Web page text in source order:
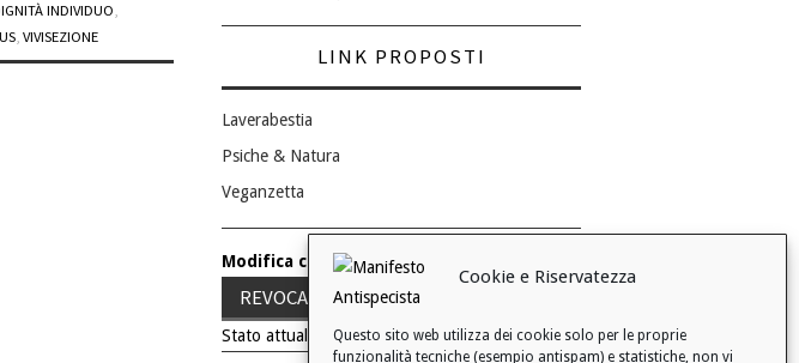
Cookie e Riservatezza
Questo sito web utilizza dei cookie solo per le proprie
funzionalità tecniche (esempio antispam) e statistiche, non vi
INDIVIDUO,
, VIVISEZIONE
LINK PROPOSTI
Laverabestia
Psiche & Natura
Veganzetta
Modifica consenso ai cookie
REVOCA IL TUO CONSENSO
Stato attuale: Negato